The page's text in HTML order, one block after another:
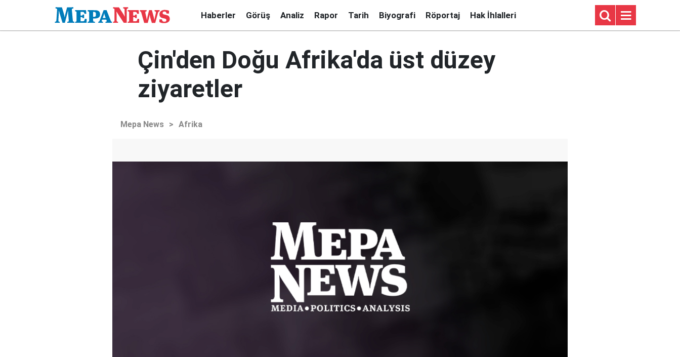
Haberler Görüş Analiz Rapor Tarih Biyografi Röportaj Hak İhlalleri
Çin'den Doğu Afrika'da üst düzey
ziyaretler
Mepa News > Afrika